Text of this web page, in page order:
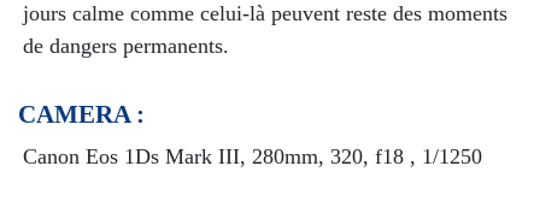
jours calme comme celui-là peuvent reste des moments
de dangers permanents.
CAMERA :
Canon Eos 1Ds Mark III, 280mm, 320, f18 , 1/1250